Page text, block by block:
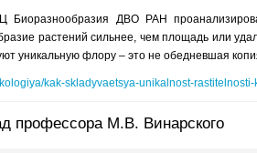
Биоразнообразия ДВО РАН
растений сильнее, чем площадь или
уникальную флору – это не обедневшая
kak-skladyvaetsya-unikalnost-
М.В. Винарского